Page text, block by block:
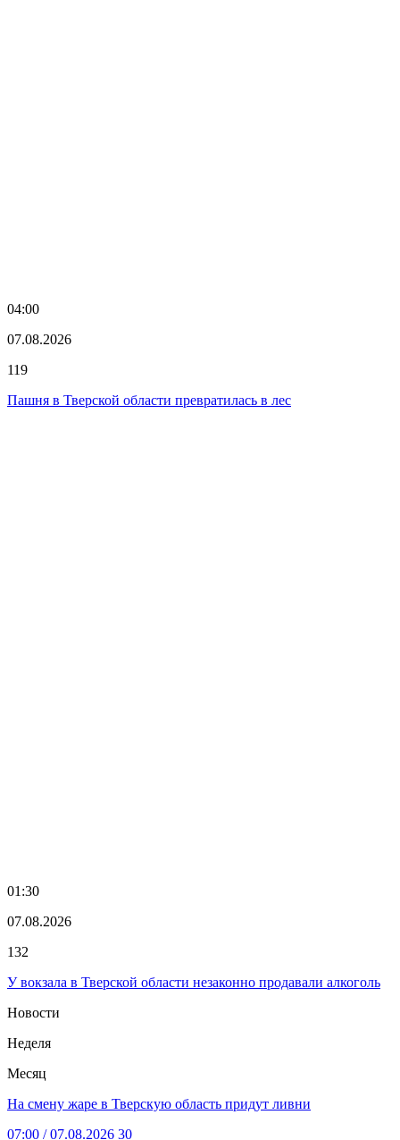
04:00
07.08.2026
119
Пашня в Тверской области превратилась в лес
01:30
07.08.2026
132
У вокзала в Тверской области незаконно продавали алкоголь
Новости
Неделя
Месяц
На смену жаре в Тверскую область придут ливни
07:00 / 07.08.2026 30